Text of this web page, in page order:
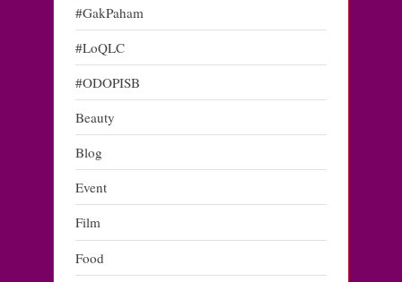
#GakPaham
#LoQLC
#ODOPISB
Beauty
Blog
Event
Film
Food